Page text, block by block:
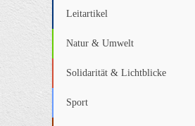
Leitartikel
Natur & Umwelt
Solidarität & Lichtblicke
Sport